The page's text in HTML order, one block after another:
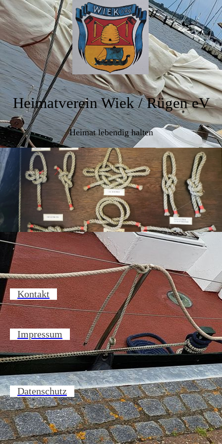
Heimatverein Wiek / Rügen eV
Heimat lebendig halten
Kontakt
Impressum
Datenschutz